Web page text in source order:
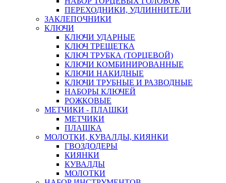
ПЕРЕХОДНИКИ, УДЛИННИТЕЛИ
ЗАКЛЕПОЧНИКИ
КЛЮЧИ
КЛЮЧИ УДАРНЫЕ
КЛЮЧ ТРЕЩЕТКА
КЛЮЧ ТРУБКА (ТОРЦЕВОЙ)
КЛЮЧИ КОМБИНИРОВАННЫЕ
КЛЮЧИ НАКИДНЫЕ
КЛЮЧИ ТРУБНЫЕ И РАЗВОДНЫЕ
НАБОРЫ КЛЮЧЕЙ
РОЖКОВЫЕ
МЕТЧИКИ - ПЛАШКИ
МЕТЧИКИ
ПЛАШКА
МОЛОТКИ, КУВАЛДЫ, КИЯНКИ
ГВОЗДОДЕРЫ
КИЯНКИ
КУВАЛДЫ
МОЛОТКИ